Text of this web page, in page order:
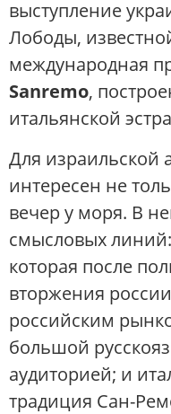
выступление
Лободы,
международная
Sanremo,
итальянской
Для израильской
интересен не
вечер у моря. В
смысловых линий:
которая после
вторжения
российским
большой
аудиторией; и
традиция Сан-